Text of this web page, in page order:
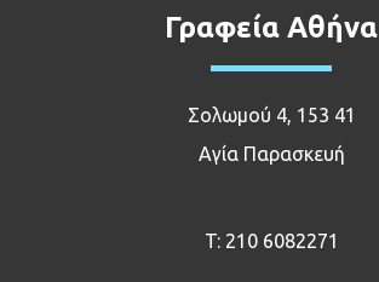
Γραφεία Αθήνα
Σολωμού 4, 153 41
Αγία Παρασκευή
T: 210 6082271